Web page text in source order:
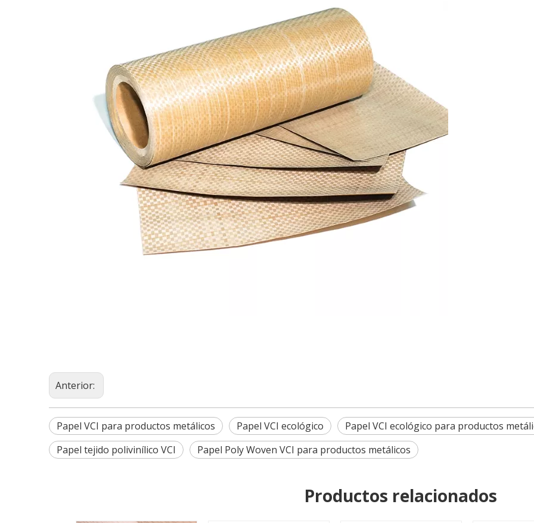
Anterior:
Papel VCI para productos metálicos Papel VCI ecológico
Papel VCI ecológico para productos
Papel tejido polivinílico VCI
Papel Poly Woven VCI para productos metálicos
Productos relacionados